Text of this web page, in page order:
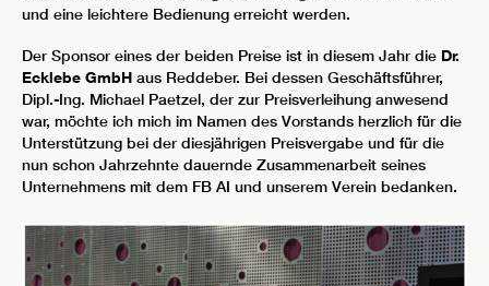
und eine leichtere Bedienung erreicht werden.
Der Sponsor eines der beiden Preise ist in diesem Jahr die Dr.
Ecklebe GmbH aus Reddeber. Bei dessen Geschäftsführer,
Dipl.-Ing. Michael Paetzel, der zur Preisverleihung anwesend
war, möchte ich mich im Namen des Vorstands herzlich für die
Unterstützung bei der diesjährigen Preisvergabe und für die
nun schon Jahrzehnte dauernde Zusammenarbeit seines
Unternehmens mit dem FB AI und unserem Verein bedanken.